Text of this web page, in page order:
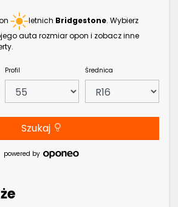
letnich Bridgestone. Wybierz
auta rozmiar opon i zobacz inne
Profil Średnica
Szukaj
powered by